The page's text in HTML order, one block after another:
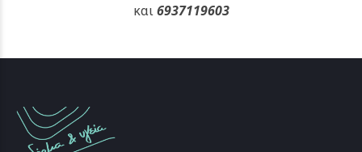
και6937119603